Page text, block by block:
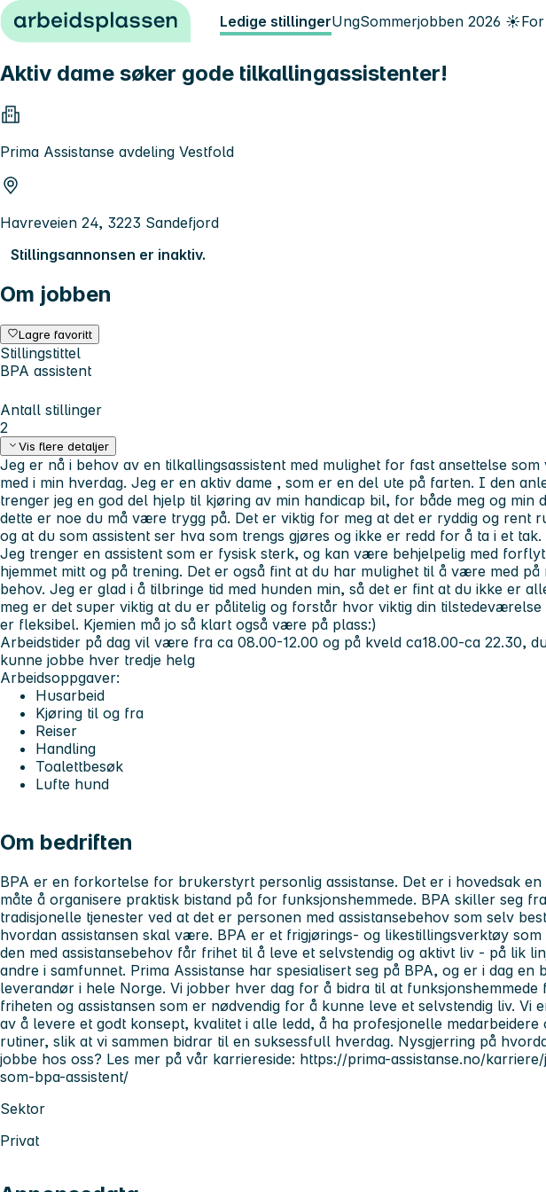
Hopp til innhold Ledige stillingerUngSommerjobben 2026 ☀️
Aktiv dame søker gode tilkallingassistenter!
Prima Assistanse avdeling Vestfold
Havreveien 24, 3223 Sandefjord
Stillingsannonsen er inaktiv.
Om jobben
Lagre favoritt
Stillingstittel
BPA assistent
Antall stillinger
2
Vis flere detaljer
Jeg er nå i behov av en tilkallingsassistent med mulighet for fast ansettelse
med i min hverdag. Jeg er en aktiv dame , som er en del ute på farten. I den
trenger jeg en god del hjelp til kjøring av min handicap bil, for både meg og min
dette er noe du må være trygg på. Det er viktig for meg at det er ryddig og rent
og at du som assistent ser hva som trengs gjøres og ikke er redd for å ta i et tak.
Jeg trenger en assistent som er fysisk sterk, og kan være behjelpelig med
hjemmet mitt og på trening. Det er også fint at du har mulighet til å være med på
behov. Jeg er glad i å tilbringe tid med hunden min, så det er fint at du ikke er
meg er det super viktig at du er pålitelig og forstår hvor viktig din
er fleksibel. Kjemien må jo så klart også være på plass:)
Arbeidstider på dag vil være fra ca 08.00-12.00 og på kveld ca18.00-ca 22.30,
kunne jobbe hver tredje helg
Arbeidsoppgaver:
Husarbeid
Kjøring til og fra
Reiser
Handling
Toalettbesøk
Lufte hund
Om bedriften
BPA er en forkortelse for brukerstyrt personlig assistanse. Det er i hovedsak
måte å organisere praktisk bistand på for funksjonshemmede. BPA skiller seg
tradisjonelle tjenester ved at det er personen med assistansebehov som selv
hvordan assistansen skal være. BPA er et frigjørings- og likestillingsverktøy
den med assistansebehov får frihet til å leve et selvstendig og aktivt liv - på lik
andre i samfunnet. Prima Assistanse har spesialisert seg på BPA, og er i dag en
leverandør i hele Norge. Vi jobber hver dag for å bidra til at funksjonshemmede
friheten og assistansen som er nødvendig for å kunne leve et selvstendig liv. Vi
av å levere et godt konsept, kvalitet i alle ledd, å ha profesjonelle medarbeidere
rutiner, slik at vi sammen bidrar til en suksessfull hverdag. Nysgjerring på
jobbe hos oss? Les mer på vår karriereside: https://prima-assistanse.no/
som-bpa-assistent/
Sektor
Privat